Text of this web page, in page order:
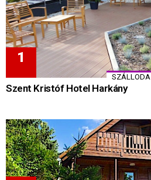
SZÁLLODA
Szent Kristóf Hotel Harkány